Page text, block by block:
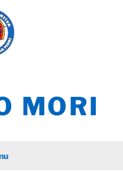
MORI